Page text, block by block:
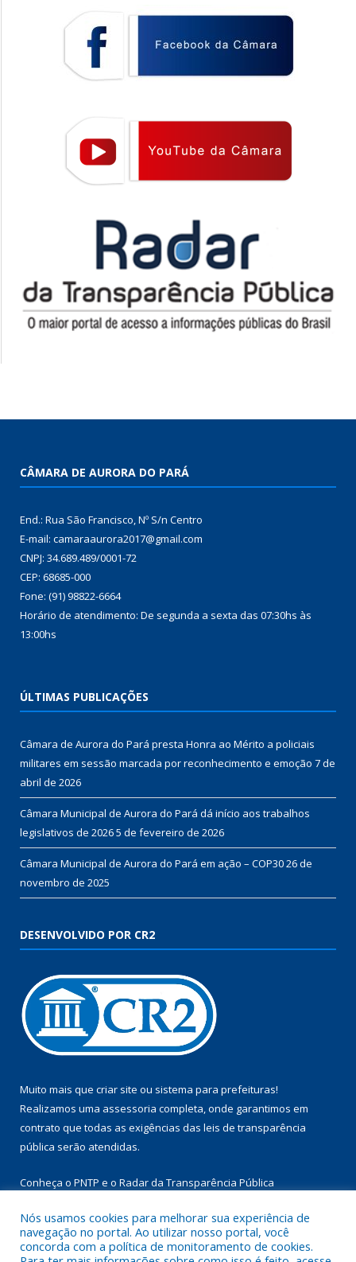
CÂMARA DE AURORA DO PARÁ
End.: Rua São Francisco, Nº S/n Centro
E-mail: camaraaurora2017@gmail.com
CNPJ: 34.689.489/0001-72
CEP: 68685-000
Fone: (91) 98822-6664
Horário de atendimento: De segunda a sexta das 07:30hs às
13:00hs
ÚLTIMAS PUBLICAÇÕES
Câmara de Aurora do Pará presta Honra ao Mérito a policiais
militares em sessão marcada por reconhecimento e emoção 7 de
abril de 2026
Câmara Municipal de Aurora do Pará dá início aos trabalhos
legislativos de 20265 de fevereiro de 2026
Câmara Municipal de Aurora do Pará em ação – COP3026 de
novembro de 2025
DESENVOLVIDO POR CR2
Muito mais que criar site ou sistema para prefeituras!
Realizamos uma assessoria completa, onde garantimos em
contrato que todas as exigências das leis de transparência
pública serão atendidas.
Conheça o PNTP e o Radar da Transparência Pública
Nós usamos cookies para melhorar sua experiência de
navegação no portal. Ao utilizar nosso portal, você
concorda com a política de monitoramento de cookies.